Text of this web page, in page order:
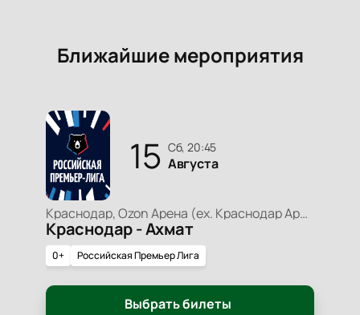
Ближайшие мероприятия
15 сб, 20:45
Августа
Краснодар, Ozon Арена (ex. Краснодар Арена)
Краснодар - Ахмат
0+ Российская Премьер Лига
Выбрать билеты